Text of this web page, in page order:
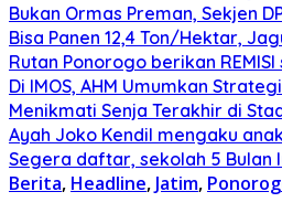
Bukan Ormas Preman, Sekjen
Bisa Panen 12,4 Ton/Hektar,
Rutan Ponorogo berikan
Di IMOS, AHM Umumkan
Menikmati Senja Terakhir di
Ayah Joko Kendil mengaku
Segera daftar, sekolah 5 Bulan
Berita, Headline, Jatim,